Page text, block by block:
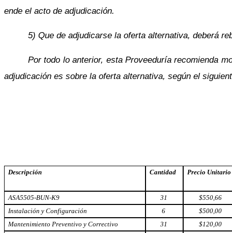
ende el acto de adjudicación.
5) Que de adjudicarse la oferta alternativa, deberá
Por todo lo anterior, esta Proveeduría recomienda
adjudicación es sobre la oferta alternativa, según el
Descripción Cantidad Precio Unitario
ASA5505-BUN-K9
31 $550,66
Instalación y Configuración
6 $500,00
Mantenimiento Preventivo y Correctivo
31 $120,00